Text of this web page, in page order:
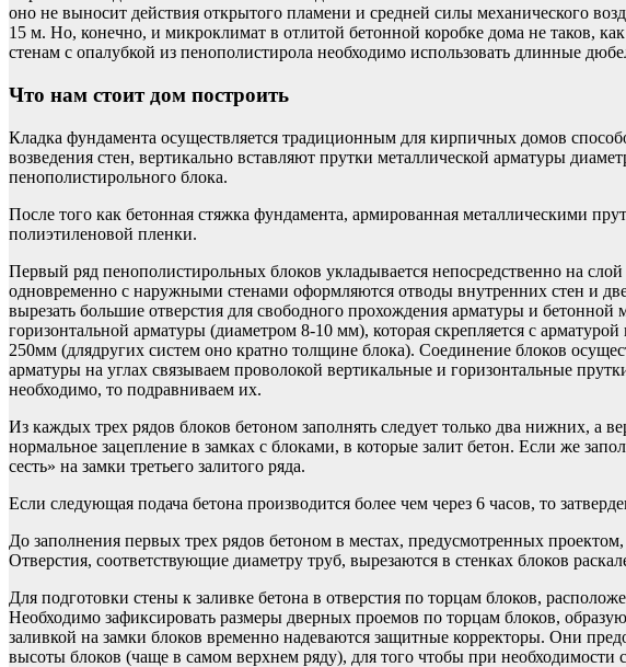
оно не выносит действия открытого пламени и средней силы механического
15 м. Но, конечно, и микроклимат в отлитой бетонной коробке дома не таков,
стенам с опалубкой из пенополистирола необходимо использовать длинные
Что нам стоит дом построить
Кладка фундамента осуществляется традиционным для кирпичных домов
возведения стен, вертикально вставляют прутки металлической арматуры
пенополистирольного блока.
После того как бетонная стяжка фундамента, армированная металлическими
полиэтиленовой пленки.
Первый ряд пенополистирольных блоков укладывается непосредственно на
одновременно с наружными стенами оформляются отводы внутренних стен и
вырезать большие отверстия для свободного прохождения арматуры и
горизонтальной арматуры (диаметром 8-10 мм), которая скрепляется с
250мм (длядругих систем оно кратно толщине блока). Соединение блоков
арматуры на углах связываем проволокой вертикальные и горизонтальные
необходимо, то подравниваем их.
Из каждых трех рядов блоков бетоном заполнять следует только два нижних, а
нормальное зацепление в замках с блоками, в которые залит бетон. Если же
сесть» на замки третьего залитого ряда.
Если следующая подача бетона производится более чем через 6 часов, то
До заполнения первых трех рядов бетоном в местах, предусмотренных
Отверстия, соответствующие диаметру труб, вырезаются в стенках блоков
Для подготовки стены к заливке бетона в отверстия по торцам блоков,
Необходимо зафиксировать размеры дверных проемов по торцам блоков,
заливкой на замки блоков временно надеваются защитные корректоры. Они
высоты блоков (чаще в самом верхнем ряду), для того чтобы при необходимости